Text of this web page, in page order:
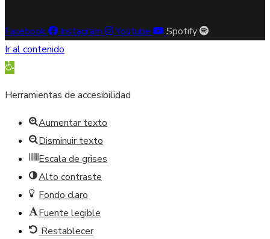
Facebook Instagram Youtube
Spotify
Ir al contenido
Abrir barra de herramientas
Herramientas de accesibilidad
Aumentar texto
Disminuir texto
Escala de grises
Alto contraste
Fondo claro
Fuente legible
Restablecer